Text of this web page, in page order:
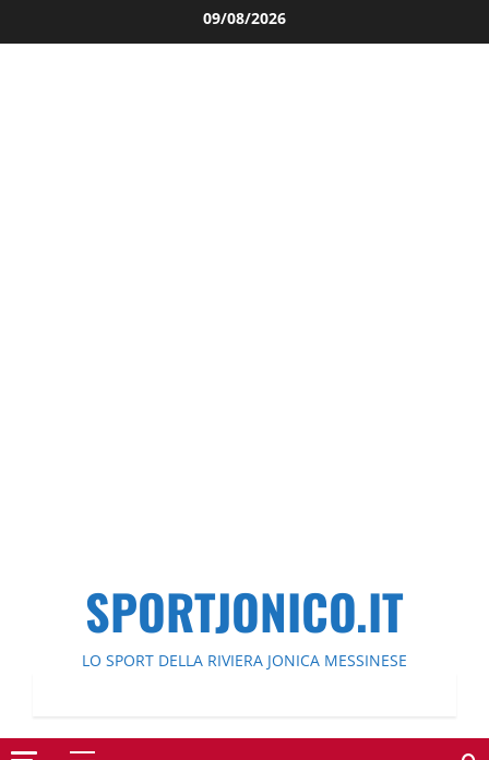
al
09/08/2026
SPORTJONICO.IT
LO SPORT DELLA RIVIERA JONICA MESSINESE